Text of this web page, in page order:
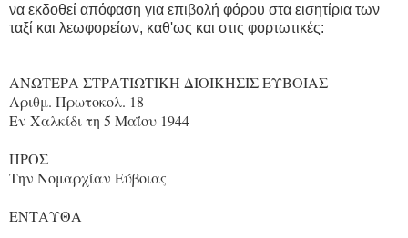
να εκδοθεί απόφαση για επιβολή φόρου στα εισητίρια των
ταξί και λεωφορείων, καθ'ως και στις φορτωτικές:
ΑΝΩΤΕΡΑ ΣΤΡΑΤΙΩΤΙΚΗ ΔΙΟΙΚΗΣΙΣ ΕΥΒΟΙΑΣ
Αριθμ. Πρωτοκολ. 18
Εν Χαλκίδι τη 5 Μαΐου 1944
ΠΡΟΣ
Την Νομαρχίαν Εύβοιας
ΕΝΤΑΥΘΑ